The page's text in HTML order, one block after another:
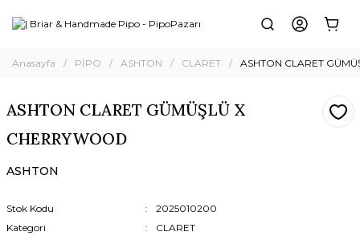
Anasayfa PİPO ASHTON CLARET ASHTON CLARET
ASHTON CLARET GÜMÜŞLÜ X
CHERRYWOOD
ASHTON
Stok Kodu
2025010200
Kategori
CLARET